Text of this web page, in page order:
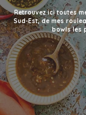
Retrouvez ici toutes
Sud-Est, de mes
bowls les